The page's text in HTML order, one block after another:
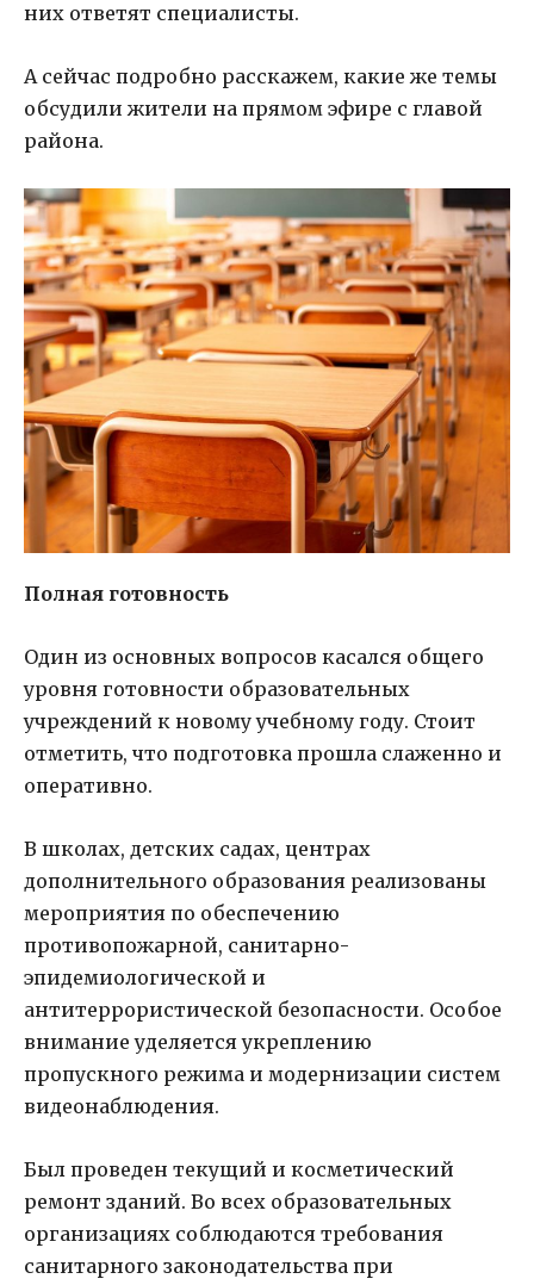
них ответят специалисты.
А сейчас подробно расскажем, какие же темы
обсудили жители на прямом эфире с главой
района.
Полная готовность
Один из основных вопросов касался общего
уровня готовности образовательных
учреждений к новому учебному году. Стоит
отметить, что подготовка прошла слаженно и
оперативно.
В школах, детских садах, центрах
дополнительного образования реализованы
мероприятия по обеспечению
противопожарной, санитарно-
эпидемиологической и
антитеррористической безопасности. Особое
внимание уделяется укреплению
пропускного режима и модернизации систем
видеонаблюдения.
Был проведен текущий и косметический
ремонт зданий. Во всех образовательных
организациях соблюдаются требования
санитарного законодательства при